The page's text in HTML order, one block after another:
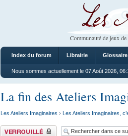
Les
Communauté de jeux
Index du forum Librairie Glossaire
Nous sommes actuellement le 07 Août 2026,
La fin des Ateliers
Les Ateliers Imaginaires › Les Ateliers Imaginaires,
Sujet verrouillé